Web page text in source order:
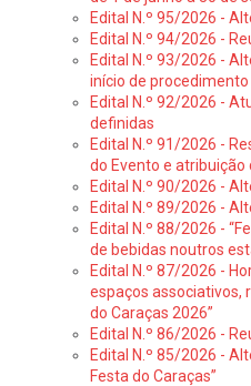
Edital N.º 95/2026 -
Edital N.º 94/2026 -
Edital N.º 93/2026 -
início de procedimento
Edital N.º 92/2026 -
definidas
Edital N.º 91/2026 -
do Evento e
Edital N.º 90/2026 -
Edital N.º 89/2026 -
Edital N.º 88/2026 -
de bebidas noutros
Edital N.º 87/2026 -
espaços associativos,
do Caraças 2026”
Edital N.º 86/2026 -
Edital N.º 85/2026 -
Festa do Caraças”